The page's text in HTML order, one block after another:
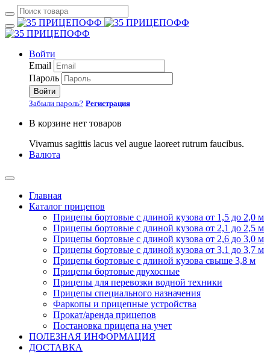
Войти
Email
Пароль
Войти
Забыли пароль? Регистрация
В корзине нет товаров
Vivamus sagittis lacus vel augue laoreet rutrum faucibus.
Валюта
Главная
Каталог прицепов
Прицепы бортовые с длиной кузова от 1,5 до 2,0 м
Прицепы бортовые с длиной кузова от 2,1 до 2,5 м
Прицепы бортовые с длиной кузова от 2,6 до 3,0 м
Прицепы бортовые с длиной кузова от 3,1 до 3,7 м
Прицепы бортовые с длиной кузова свыше 3,8 м
Прицепы бортовые двухосные
Прицепы для перевозки водной техники
Прицепы специального назначения
Фаркопы и прицепные устройства
Прокат/аренда прицепов
Постановка прицепа на учет
ПОЛЕЗНАЯ ИНФОРМАЦИЯ
ДОСТАВКА